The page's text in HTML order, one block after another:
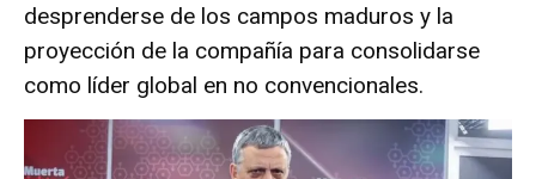
desprenderse de los campos maduros y la
proyección de la compañía para consolidarse
como líder global en no convencionales.